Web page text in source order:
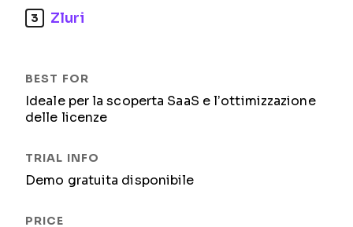
3 Zluri
Ideale per la scoperta SaaS e l’ottimizzazione
delle licenze
Demo gratuita disponibile